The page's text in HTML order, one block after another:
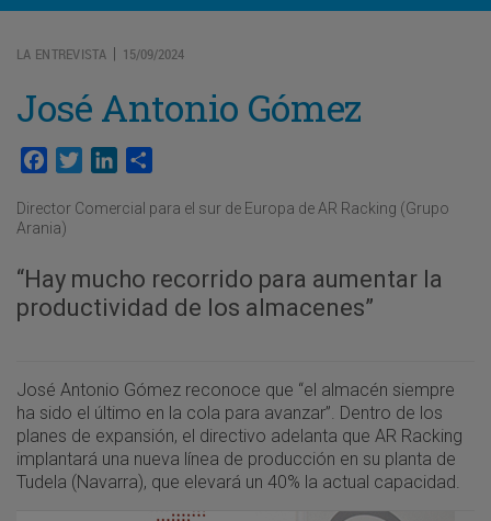
LA ENTREVISTA| 15/09/2024
José Antonio Gómez
Facebook
TwitterLinkedIn
Director Comercial para el sur de Europa de AR Racking (Grupo
Arania)
“Hay mucho recorrido para aumentar la
productividad de los almacenes”
José Antonio Gómez reconoce que “el almacén siempre
ha sido el último en la cola para avanzar”. Dentro de los
planes de expansión, el directivo adelanta que AR Racking
implantará una nueva línea de producción en su planta de
Tudela (Navarra), que elevará un 40% la actual capacidad.